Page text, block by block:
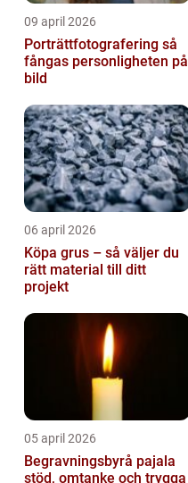
09 april 2026
Porträttfotografering så
fångas personligheten på
bild
06 april 2026
Köpa grus – så väljer du
rätt material till ditt
projekt
05 april 2026
Begravningsbyrå pajala
stöd, omtanke och trygga